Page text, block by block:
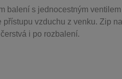
balení s jednocestným
vzduchu z venku. Zip
i po rozbalení.